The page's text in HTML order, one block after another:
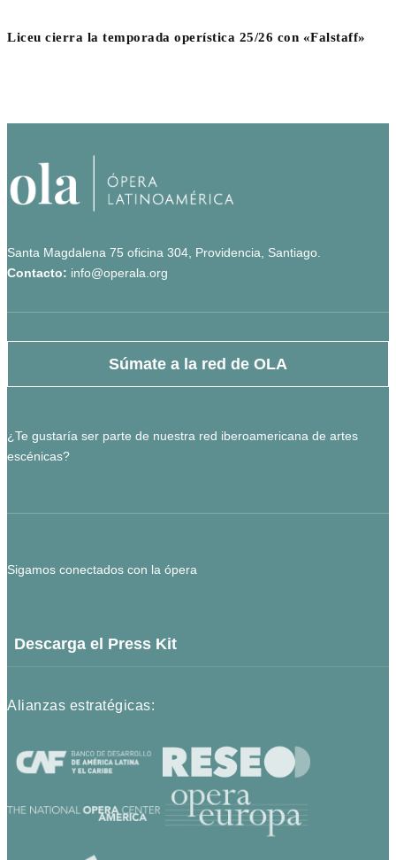
Liceu cierra la temporada operística 25/26 con «Falstaff»
Santa Magdalena 75 oficina 304, Providencia, Santiago.
Contacto: info@operala.org
Súmate a la red de OLA
¿Te gustaría ser parte de nuestra red iberoamericana de artes
escénicas?
Sigamos conectados con la ópera
Descarga el Press Kit
Alianzas estratégicas: